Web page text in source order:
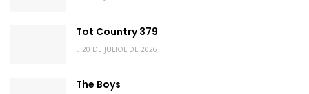
Tot Country 379
20 DE JULIOL DE 2026
The Boys